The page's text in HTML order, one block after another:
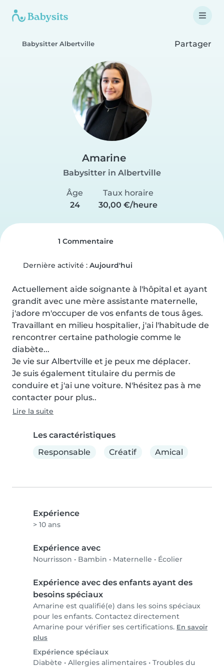
Babysitter Albertville Partager
Amarine
Babysitter in Albertville
Âge
24
Taux horaire
30,00 €/heure
1 Commentaire
Dernière activité : Aujourd'hui
Actuellement aide soignante à l'hôpital et ayant
grandit avec une mère assistante maternelle,
j'adore m'occuper de vos enfants de tous âges.
Travaillant en milieu hospitalier, j'ai l'habitude de
rencontrer certaine pathologie comme le
diabète...
Je vie sur Albertville et je peux me déplacer.
Je suis également titulaire du permis de
conduire et j'ai une voiture. N'hésitez pas à me
contacter pour plus..
Lire la suite
Les caractéristiques
Responsable
Créatif Amical
Expérience
> 10 ans
Expérience avec
Nourrisson • Bambin • Maternelle • Écolier
Expérience avec des enfants ayant des
besoins spéciaux
Amarine est qualifié(e) dans les soins spéciaux
pour les enfants. Contactez directement
Amarine pour vérifier ses certifications. En savoir
plus
Expérience spéciaux
Diabète • Allergies alimentaires • Troubles du